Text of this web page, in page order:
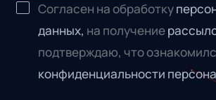
Согласен на обработку
данных, на получение
подтверждаю, что
конфиденциальности